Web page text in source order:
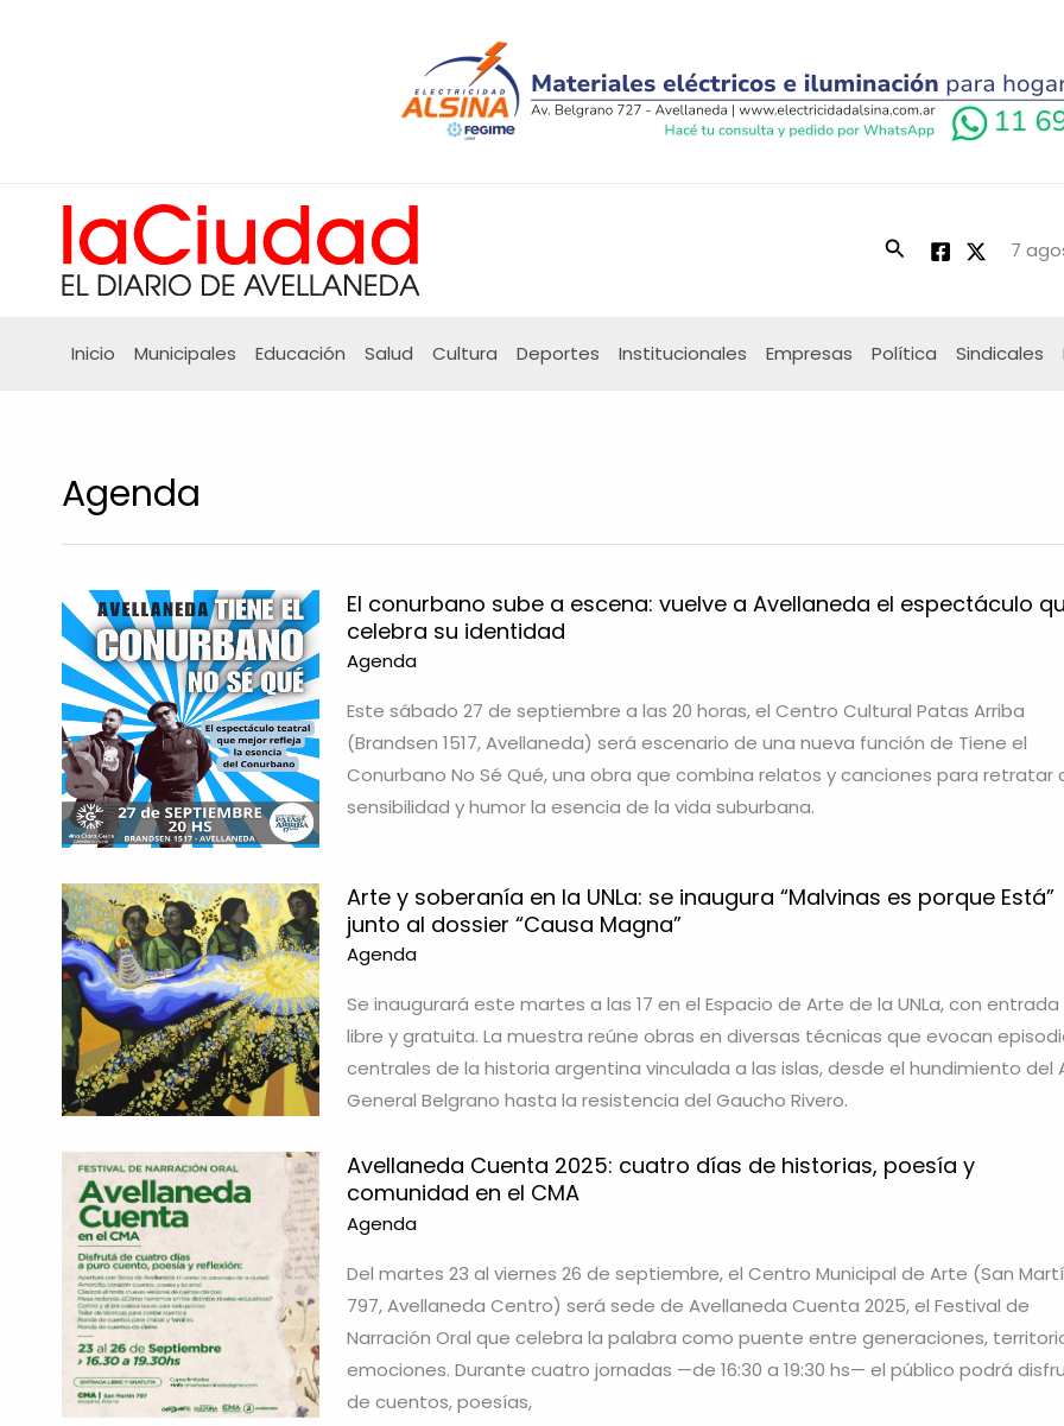
Buscar 7
Inicio Municipales Educación Salud Cultura Deportes Institucionales Empresas Política Sindicales
Agenda
El conurbano sube a escena: vuelve a Avellaneda el espectáculo
celebra su identidad
Agenda
Este sábado 27 de septiembre a las 20 horas, el Centro Cultural Patas Arriba
(Brandsen 1517, Avellaneda) será escenario de una nueva función de Tiene el
Conurbano No Sé Qué, una obra que combina relatos y canciones para retratar
sensibilidad y humor la esencia de la vida suburbana.
Arte y soberanía en la UNLa: se inaugura “Malvinas es porque Está”
junto al dossier “Causa Magna”
Agenda
Se inaugurará este martes a las 17 en el Espacio de Arte de la UNLa, con entrada
libre y gratuita. La muestra reúne obras en diversas técnicas que evocan
centrales de la historia argentina vinculada a las islas, desde el hundimiento del
General Belgrano hasta la resistencia del Gaucho Rivero.
Avellaneda Cuenta 2025: cuatro días de historias, poesía y
comunidad en el CMA
Agenda
Del martes 23 al viernes 26 de septiembre, el Centro Municipal de Arte (San
797, Avellaneda Centro) será sede de Avellaneda Cuenta 2025, el Festival de
Narración Oral que celebra la palabra como puente entre generaciones,
emociones. Durante cuatro jornadas —de 16:30 a 19:30 hs— el público podrá
de cuentos, poesías,